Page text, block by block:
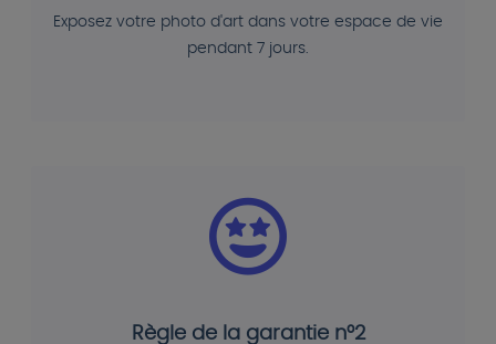
Exposez votre photo d'art dans votre espace de vie
pendant 7 jours.
Règle de la garantie n°2